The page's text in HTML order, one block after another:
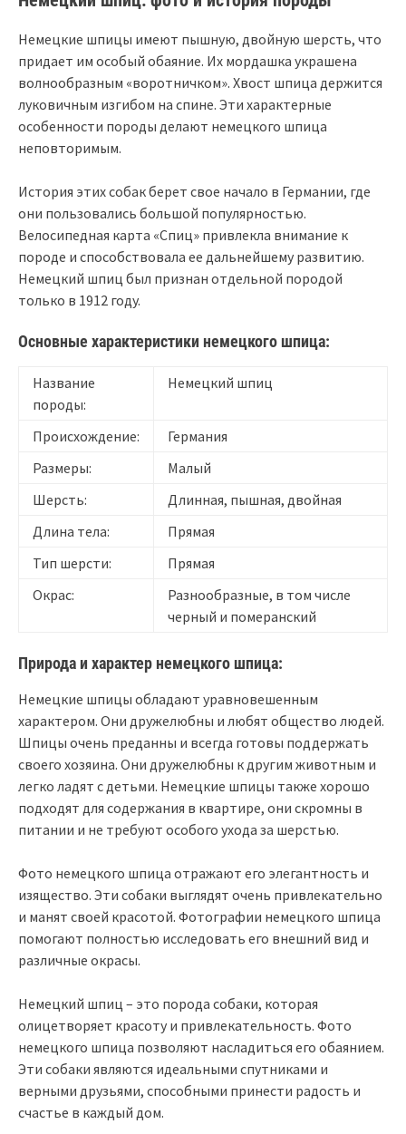
Немецкие шпицы имеют пышную, двойную шерсть, что
придает им особый обаяние. Их мордашка украшена
волнообразным «воротничком». Хвост шпица держится
луковичным изгибом на спине. Эти характерные
особенности породы делают немецкого шпица
неповторимым.
История этих собак берет свое начало в Германии, где
они пользовались большой популярностью.
Велосипедная карта «Спиц» привлекла внимание к
породе и способствовала ее дальнейшему развитию.
Немецкий шпиц был признан отдельной породой
только в 1912 году.
Основные характеристики немецкого шпица:
Название
породы:
Немецкий шпиц
Происхождение:
Германия
Размеры:
Малый
Шерсть:
Длинная, пышная, двойная
Длина тела:
Прямая
Тип шерсти:
Прямая
Окрас:
Разнообразные, в том числе
черный и померанский
Природа и характер немецкого шпица:
Немецкие шпицы обладают уравновешенным
характером. Они дружелюбны и любят общество людей.
Шпицы очень преданны и всегда готовы поддержать
своего хозяина. Они дружелюбны к другим животным и
легко ладят с детьми. Немецкие шпицы также хорошо
подходят для содержания в квартире, они скромны в
питании и не требуют особого ухода за шерстью.
Фото немецкого шпица отражают его элегантность и
изящество. Эти собаки выглядят очень привлекательно
и манят своей красотой. Фотографии немецкого шпица
помогают полностью исследовать его внешний вид и
различные окрасы.
Немецкий шпиц – это порода собаки, которая
олицетворяет красоту и привлекательность. Фото
немецкого шпица позволяют насладиться его обаянием.
Эти собаки являются идеальными спутниками и
верными друзьями, способными принести радость и
счастье в каждый дом.